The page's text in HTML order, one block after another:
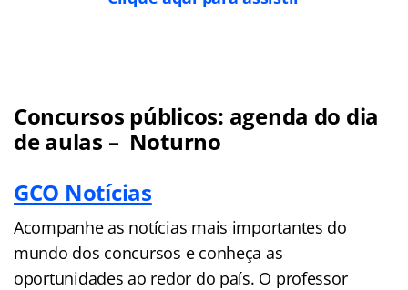
Concursos públicos: agenda do dia
de aulas – Noturno
GCO Notícias
Acompanhe as notícias mais importantes do
mundo dos concursos e conheça as
oportunidades ao redor do país. O professor